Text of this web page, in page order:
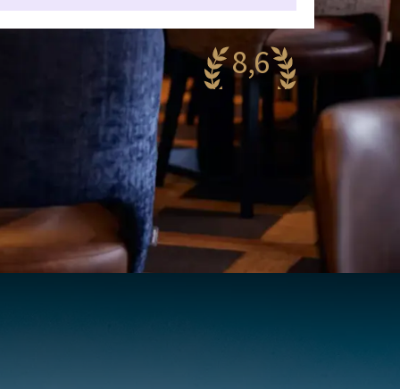
8,6